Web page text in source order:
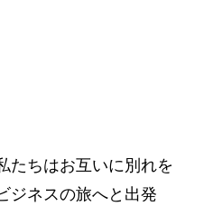
たちはお互いに別れを
ジネスの旅へと出発